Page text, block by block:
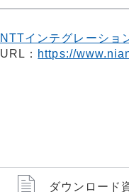
NTTインテグレーショ
URL： https://
ダウンロード